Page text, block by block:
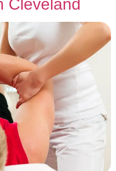
Cleveland